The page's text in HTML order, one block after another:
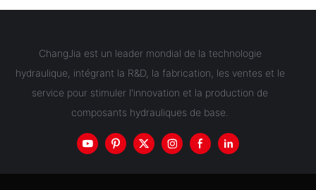
ChangJia est un leader mondial de la technologie
hydraulique, intégrant la R&D, la fabrication, les ventes et le
service pour stimuler l'innovation et la production de
composants hydrauliques de base.